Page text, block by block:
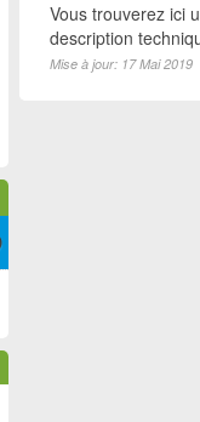
Vous trouverez ici
description
Mise à jour: 17 Mai 2019